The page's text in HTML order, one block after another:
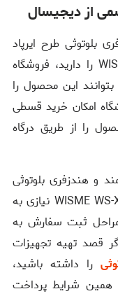
از دیجیسال
طرح ایرپاد
ویسمی مدل WISME WS-X15 SERIES 10 را دارید، فروشگاه
این محصول را
امکان خرید قسطی
را از طریق درگاه
و هندزفری بلوتوثی
طرح ایرپاد ویسمی مدل WISME WS-X15 SERIES 10 نیازی به
مراحل ثبت سفارش به
قصد تهیه تجهیزات
را داشته باشید،
همین شرایط پرداخت